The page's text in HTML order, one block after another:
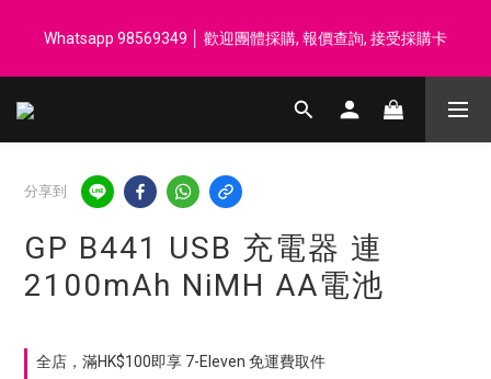
汗毛巾 韓國制 送完即止
Whatsapp 98569349 │ 歡迎團體採購, 報價查詢, 接受採購卡
登記會員享每$50回贈$1 │ 滿HK$899 送 N-rit Campack Towel 吸
分享到
GP B441 USB 充電器 連
2100mAh NiMH AA電池
全店，滿HK$100即享 7-Eleven 免運費取件